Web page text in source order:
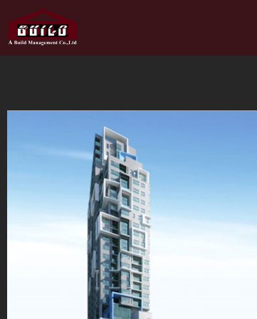
to
content